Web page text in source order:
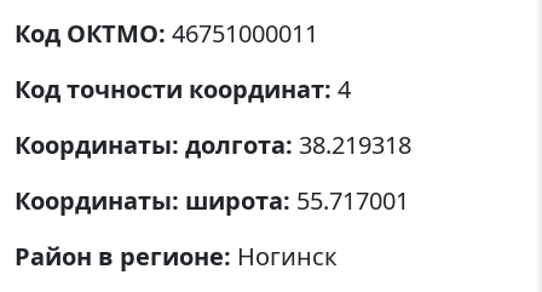
Код ОКТМО: 46751000011
Код точности координат: 4
Координаты: долгота: 38.219318
Координаты: широта: 55.717001
Район в регионе: Ногинск